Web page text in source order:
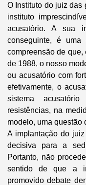
​O Instituto do juiz das
instituto
acusatório. A sua
conseguinte, é uma
compreensão de
de 1988, o nosso
ou acusatório com
efetivamente, o
sistema
resistências, na
modelo, uma questão
A implantação do
decisiva para a
Portanto, não
sentido de que a
promovido debate